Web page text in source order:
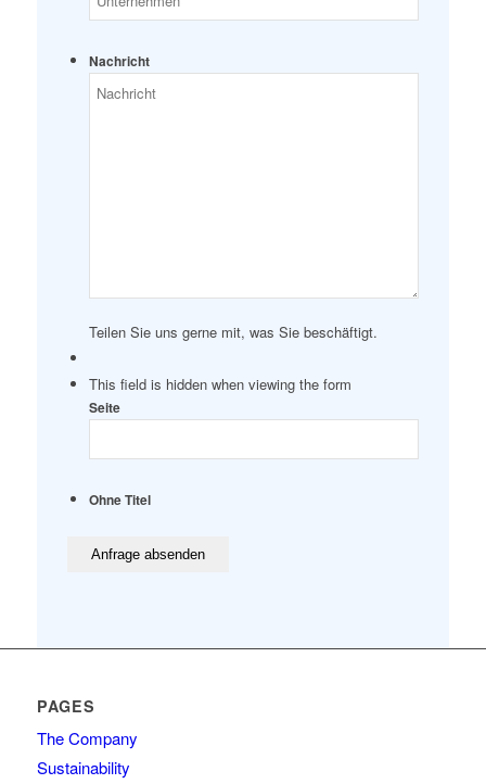
Nachricht
Teilen Sie uns gerne mit, was Sie beschäftigt.
This field is hidden when viewing the form
Seite
Ohne Titel
PAGES
The Company
Sustainability